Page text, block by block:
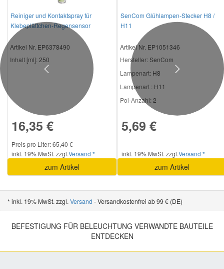
Reiniger und Kontaktspray für
Klebeplättchen-Regensensor
Artikel Nr. EP6378490
Inhalt [ml]: 250
16,35 €
Preis pro Liter: 65,40 €
inkl. 19% MwSt. zzgl.Versand *
zum Artikel
SenCom Glühlampen-Stecker H8 /
H11
Artikel Nr. EP1051346
Hersteller: SenCom
Lampenart: H8
Lampenart : H11
Pol-Anzahl: 2
5,69 €
inkl. 19% MwSt. zzgl.Versand *
zum Artikel
Previous Next
* inkl. 19% MwSt. zzgl. Versand - Versandkostenfrei ab 99 € (DE)
BEFESTIGUNG FÜR BELEUCHTUNG VERWANDTE BAUTEILE
ENTDECKEN